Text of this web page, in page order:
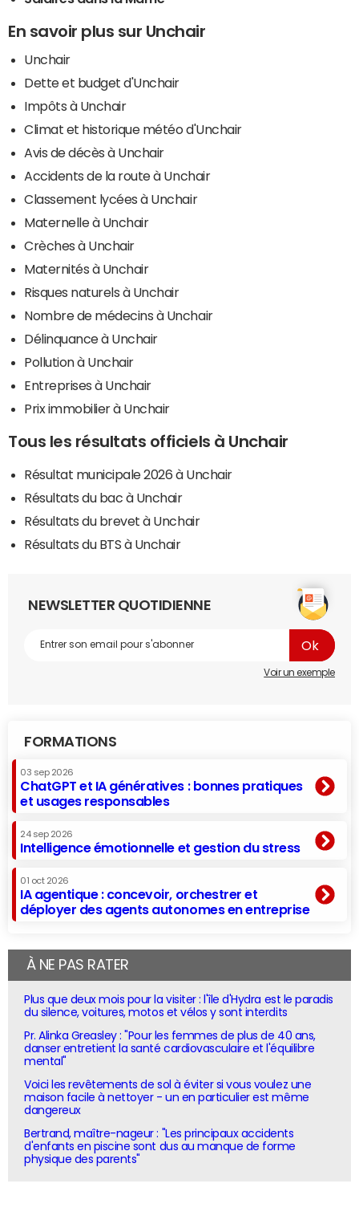
En savoir plus sur Unchair
Unchair
Dette et budget d'Unchair
Impôts à Unchair
Climat et historique météo d'Unchair
Avis de décès à Unchair
Accidents de la route à Unchair
Classement lycées à Unchair
Maternelle à Unchair
Crèches à Unchair
Maternités à Unchair
Risques naturels à Unchair
Nombre de médecins à Unchair
Délinquance à Unchair
Pollution à Unchair
Entreprises à Unchair
Prix immobilier à Unchair
Tous les résultats officiels à Unchair
Résultat municipale 2026 à Unchair
Résultats du bac à Unchair
Résultats du brevet à Unchair
Résultats du BTS à Unchair
NEWSLETTER QUOTIDIENNE
Voir un exemple
FORMATIONS
03 sep 2026
ChatGPT et IA génératives : bonnes pratiques
et usages responsables
24 sep 2026
Intelligence émotionnelle et gestion du stress
01 oct 2026
IA agentique : concevoir, orchestrer et
déployer des agents autonomes en entreprise
À NE PAS RATER
Plus que deux mois pour la visiter : l'île d'Hydra est le paradis
du silence, voitures, motos et vélos y sont interdits
Pr. Alinka Greasley : "Pour les femmes de plus de 40 ans,
danser entretient la santé cardiovasculaire et l'équilibre
mental"
Voici les revêtements de sol à éviter si vous voulez une
maison facile à nettoyer - un en particulier est même
dangereux
Bertrand, maître-nageur : "Les principaux accidents
d'enfants en piscine sont dus au manque de forme
physique des parents"